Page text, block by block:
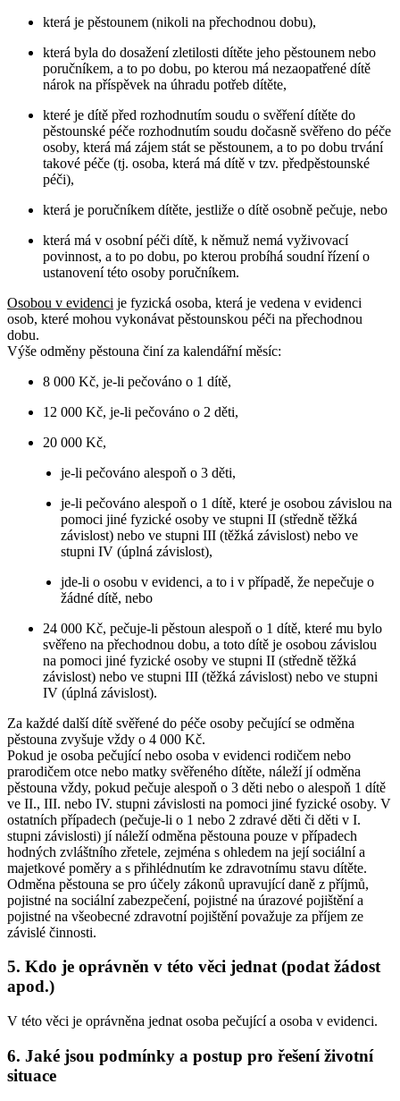
která je pěstounem (nikoli na přechodnou dobu),
která byla do dosažení zletilosti dítěte jeho pěstounem nebo
poručníkem, a to po dobu, po kterou má nezaopatřené dítě
nárok na příspěvek na úhradu potřeb dítěte,
které je dítě před rozhodnutím soudu o svěření dítěte do
pěstounské péče rozhodnutím soudu dočasně svěřeno do péče
osoby, která má zájem stát se pěstounem, a to po dobu trvání
takové péče (tj. osoba, která má dítě v tzv. předpěstounské
péči),
která je poručníkem dítěte, jestliže o dítě osobně pečuje, nebo
která má v osobní péči dítě, k němuž nemá vyživovací
povinnost, a to po dobu, po kterou probíhá soudní řízení o
ustanovení této osoby poručníkem.
Osobou v evidenci je fyzická osoba, která je vedena v evidenci
osob, které mohou vykonávat pěstounskou péči na přechodnou
dobu.
Výše odměny pěstouna činí za kalendářní měsíc:
8 000 Kč, je-li pečováno o 1 dítě,
12 000 Kč, je-li pečováno o 2 děti,
20 000 Kč,
je-li pečováno alespoň o 3 děti,
je-li pečováno alespoň o 1 dítě, které je osobou závislou na
pomoci jiné fyzické osoby ve stupni II (středně těžká
závislost) nebo ve stupni III (těžká závislost) nebo ve
stupni IV (úplná závislost),
jde-li o osobu v evidenci, a to i v případě, že nepečuje o
žádné dítě, nebo
24 000 Kč, pečuje-li pěstoun alespoň o 1 dítě, které mu bylo
svěřeno na přechodnou dobu, a toto dítě je osobou závislou
na pomoci jiné fyzické osoby ve stupni II (středně těžká
závislost) nebo ve stupni III (těžká závislost) nebo ve stupni
IV (úplná závislost).
Za každé další dítě svěřené do péče osoby pečující se odměna
pěstouna zvyšuje vždy o 4 000 Kč.
Pokud je osoba pečující nebo osoba v evidenci rodičem nebo
prarodičem otce nebo matky svěřeného dítěte, náleží jí odměna
pěstouna vždy, pokud pečuje alespoň o 3 děti nebo o alespoň 1 dítě
ve II., III. nebo IV. stupni závislosti na pomoci jiné fyzické osoby. V
ostatních případech (pečuje-li o 1 nebo 2 zdravé děti či děti v I.
stupni závislosti) jí náleží odměna pěstouna pouze v případech
hodných zvláštního zřetele, zejména s ohledem na její sociální a
majetkové poměry a s přihlédnutím ke zdravotnímu stavu dítěte.
Odměna pěstouna se pro účely zákonů upravující daně z příjmů,
pojistné na sociální zabezpečení, pojistné na úrazové pojištění a
pojistné na všeobecné zdravotní pojištění považuje za příjem ze
závislé činnosti.
5. Kdo je oprávněn v této věci jednat (podat žádost
apod.)
V této věci je oprávněna jednat osoba pečující a osoba v evidenci.
6. Jaké jsou podmínky a postup pro řešení životní
situace